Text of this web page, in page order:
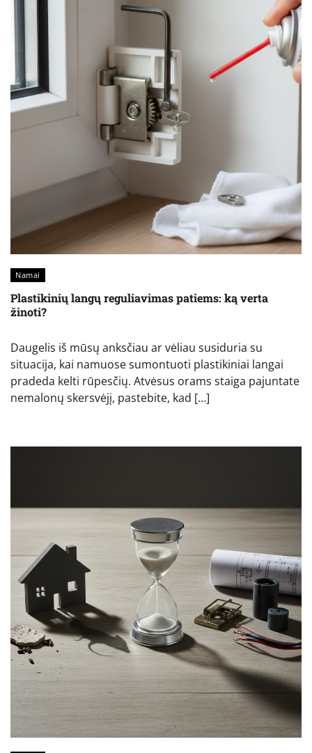
Namai
Plastikinių langų reguliavimas patiems: ką verta
žinoti?
Daugelis iš mūsų anksčiau ar vėliau susiduria su
situacija, kai namuose sumontuoti plastikiniai langai
pradeda kelti rūpesčių. Atvėsus orams staiga pajuntate
nemalonų skersvėjį, pastebite, kad […]